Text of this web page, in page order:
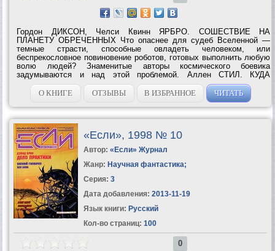
Гордон ДИКСОН, Челси Квинн ЯРБРО. СОШЕСТВИЕ НА
ПЛАНЕТУ ОБРЕЧЕННЫХ Что опаснее для судеб Вселенной —
темные страсти, способные овладеть человеком, или
беспрекословное повиновение роботов, готовых выполнить любую
волю людей? Знаменитые авторы космического боевика
задумываются и над этой проблемой. Аллен СТИЛ. КУДА
МУДРЕЦ БОИТСЯ И СТУПИТЬ… Исследование подробностей
загадочной гибели «Титаника» давно отдано на откуп...
О КНИГЕ ОТЗЫВЫ В ИЗБРАННОЕ ЧИТАТЬ
«Если», 1998 № 10
Автор: «Если» Журнал
Жанр: Научная фантастика;
Серия: 3
Дата добавления: 2013-11-19
Язык книги: Русский
Кол-во страниц: 100
0